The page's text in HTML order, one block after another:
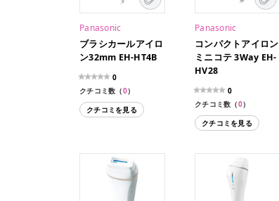
Panasonic
ブラシカールアイロ
ン32mm EH-HT4B
0
クチコミ数（0）
クチコミを見る
Panasonic
コンパクトアイロン
ミニコテ 3Way EH-
HV28
0
クチコミ数（0）
クチコミを見る